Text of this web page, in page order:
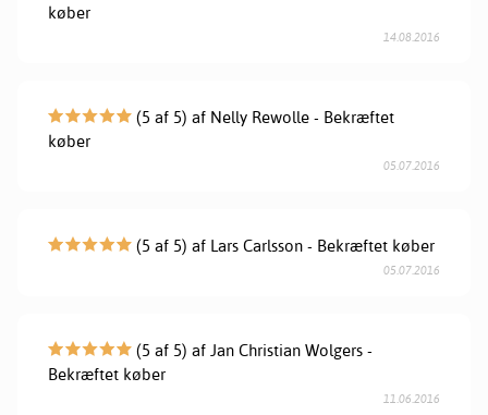
køber
14.08.2016
(5 af 5) af Nelly Rewolle - Bekræftet
køber
05.07.2016
(5 af 5) af Lars Carlsson - Bekræftet køber
05.07.2016
(5 af 5) af Jan Christian Wolgers -
Bekræftet køber
11.06.2016